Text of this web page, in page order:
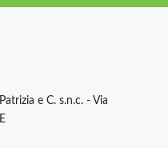
e C. s.n.c. - Via